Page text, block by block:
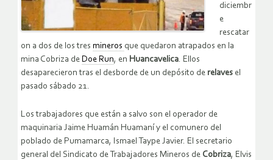
diciembr
e
rescatar
on a dos de los tres mineros que quedaron atrapados en la
mina Cobriza de Doe Run, en Huancavelica. Ellos
desaparecieron tras el desborde de un depósito de relaves el
pasado sábado 21.
Los trabajadores que están a salvo son el operador de
maquinaria Jaime Huamán Huamaní y el comunero del
poblado de Pumamarca, Ismael Taype Javier. El secretario
general del Sindicato de Trabajadores Mineros de Cobriza, Elvis